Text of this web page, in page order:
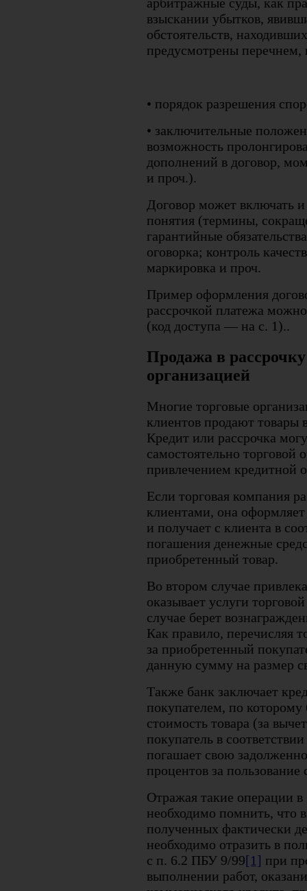
взыскании убытков,
обстоятельств,
предусмотрены перечнем,
• порядок разрешения
• заключительные
возможность
дополнений в договор,
и проч.).
Договор может включать
понятия (термины,
гарантийные
оговорка; контроль
маркировка и проч.
Пример оформления
рассрочкой платежа
(код доступа — на с. 1)..
Продажа в
организацией
Многие торговые
клиентов продают товары
Кредит или рассрочка
самостоятельно торговой
привлечением кредитной
Если торговая компания
клиентами, она
и получает с клиента в
погашения денежные
приобретенный товар.
Во втором случае
оказывает услуги
случае берет
Как правило, перечисляя
за приобретенный
данную сумму на размер
Также банк заключает
покупателем, по которому
стоимость товара (за
покупатель в
погашает свою
процентов за
Отражая такие операции в
необходимо помнить, что
полученных фактически
необходимо отразить в
с п. 6.2 ПБУ 9/99[1] при
выполнении работ,